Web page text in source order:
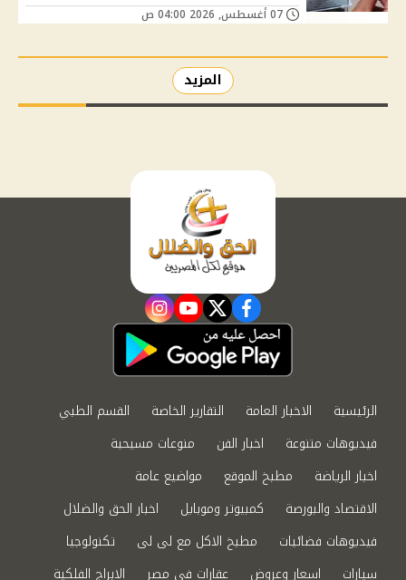
المزيد
facebook
twitter
youtube
instagram
الرئيسية الاخبار العامة التقارير الخاصة
القسم الطبي
فيديوهات متنوعة
اخبار الفن
منوعات مسيحية
اخبار الرياضة
مطبخ الموقع
مواضيع عامة
الاقتصاد والبورصة
كمبيوتر وموبايل
اخبار الحق والضلال
فيديوهات فضائيات
مطبخ الاكل مع لى لى
تكنولوجيا
سيارات
اسعار وعروض عقارات في مصر الابراج الفلكية